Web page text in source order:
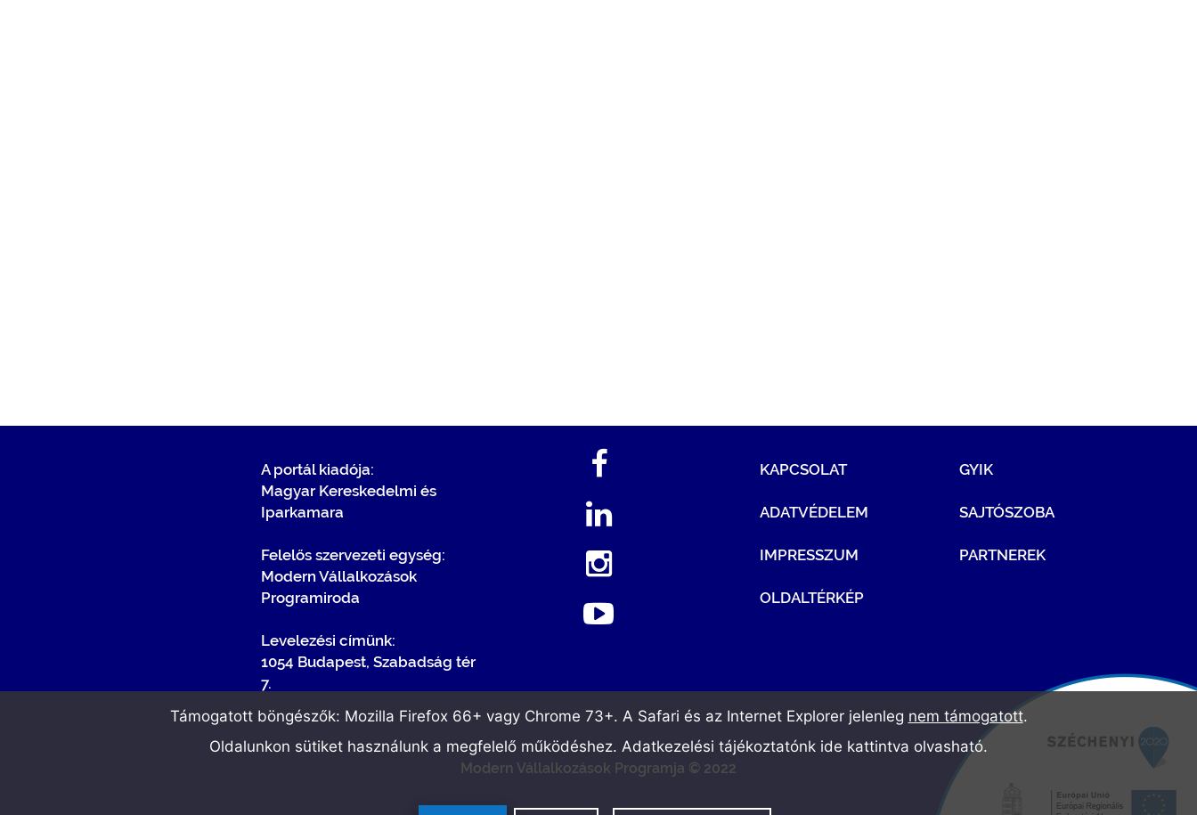
A portál kiadója:
Magyar Kereskedelmi és
Iparkamara
Felelős szervezeti egység:
Modern Vállalkozások
Programiroda
Levelezési címünk:
1054 Budapest, Szabadság tér
7.
KAPCSOLAT
ADATVÉDELEM
IMPRESSZUM
OLDALTÉRKÉP
GYIK
SAJTÓSZOBA
PARTNEREK
Modern Vállalkozások Programja © 2022
Támogatott böngészők: Mozilla Firefox 66+ vagy Chrome 73+. A Safari és az Internet Explorer jelenleg nem támogatott.
Oldalunkon sütiket használunk a megfelelő működéshez. Adatkezelési tájékoztatónk ide kattintva olvasható.